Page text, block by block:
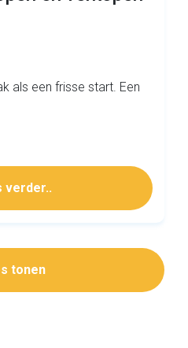
als een frisse start. Een
verder..
tonen